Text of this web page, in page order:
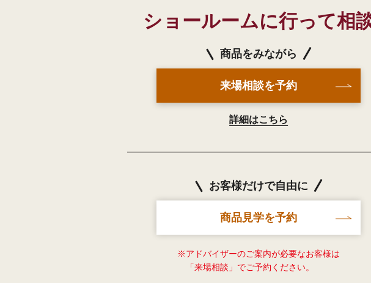
ショールームに行って相
商品をみながら
来場相談を予約
詳細はこちら
お客様だけで自由に
商品見学を予約
※アドバイザーのご案内が必要なお客様は
「来場相談」でご予約ください。